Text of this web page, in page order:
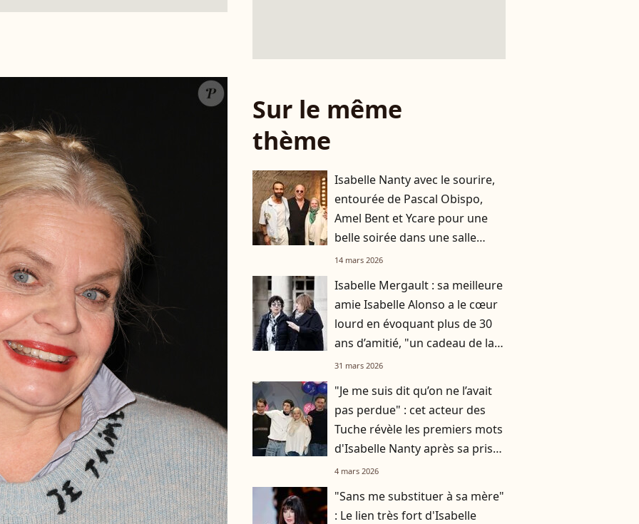
Sur le même
thème
Isabelle Nanty avec le sourire,
entourée de Pascal Obispo,
Amel Bent et Ycare pour une
belle soirée dans une salle
emblématique de Paris
14 mars 2026
Isabelle Mergault : sa meilleure
amie Isabelle Alonso a le cœur
lourd en évoquant plus de 30
ans d’amitié, "un cadeau de la
vie"
31 mars 2026
"Je me suis dit qu’on ne l’avait
pas perdue" : cet acteur des
Tuche révèle les premiers mots
d'Isabelle Nanty après sa prise
en charge
4 mars 2026
"Sans me substituer à sa mère"
: Le lien très fort d'Isabelle